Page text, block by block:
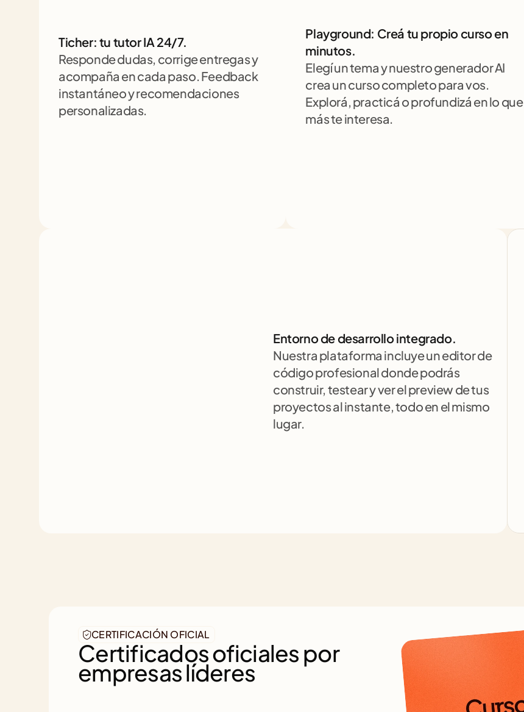
Ticher: tu tutor IA 24/7.
Responde dudas, corrige entregas y
acompaña en cada paso. Feedback
instantáneo y recomendaciones
personalizadas.
Playground: Creá tu propio curso en
minutos.
Elegí un tema y nuestro generador AI
crea un curso completo para vos.
Explorá, practicá o profundizá en lo que
más te interesa.
Entorno de desarrollo integrado.
Nuestra plataforma incluye un editor de
código profesional donde podrás
construir, testear y ver el preview de tus
proyectos al instante, todo en el mismo
lugar.
CERTIFICACIÓN OFICIAL
Certificados oficiales por
empresas líderes